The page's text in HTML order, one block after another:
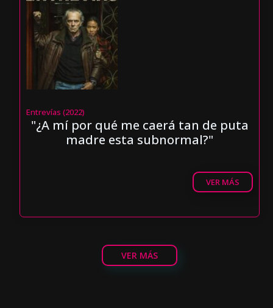
Entrevías (2022)
"¿A mí por qué me caerá tan de puta
madre esta subnormal?"
VER MÁS
VER MÁS